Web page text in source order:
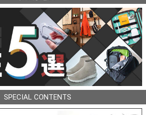
SPECIAL CONTENTS